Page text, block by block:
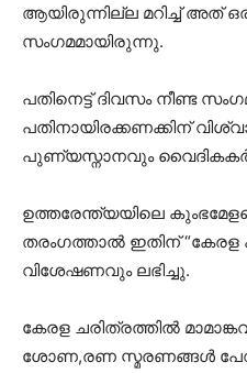
ആയിരുന്നില്ല മറിച്ച് അത്
സംഗമമായിരുന്നു.
പതിനെട്ട് ദിവസം നീണ്ട
പതിനായിരക്കണക്കിന്
പുണ്യസ്നാനവും
ഉത്തരേന്ത്യയിലെ
തരംഗത്താൽ ഇതിന് “കേരള
വിശേഷണവും ലഭിച്ചു.
കേരള ചരിത്രത്തിൽ
ശോണ,രണ സ്മരണങ്ങൾ